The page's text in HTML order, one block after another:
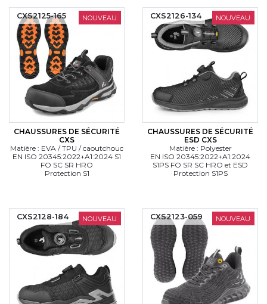
NOUVEAU
CHAUSSURES DE SÉCURITÉ
CXS
Matière : EVA / TPU / caoutchouc
EN ISO 20345:2022+A1:2024 S1
FO SC SR HRO
Protection S1
CXS2125-165 NOUVEAU
CHAUSSURES DE SÉCURITÉ
ESD CXS
Matière : Polyester
EN ISO 20345:2022+A1:2024
S1PS FO SR SC HRO et ESD
Protection S1PS
CXS2126-134
NOUVEAU
CXS2128-184 NOUVEAU
CXS2123-059